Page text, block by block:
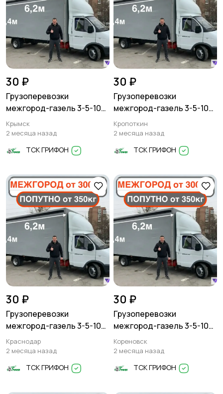
30 ₽
Грузоперевозки
межгород-газель 3-5-10
тонн
Крымск
2 месяца назад
ТСК ГРИФОН
30 ₽
Грузоперевозки
межгород-газель 3-5-10
тонн
Кропоткин
2 месяца назад
ТСК ГРИФОН
30 ₽
Грузоперевозки
межгород-газель 3-5-10
тонн
Краснодар
2 месяца назад
ТСК ГРИФОН
30 ₽
Грузоперевозки
межгород-газель 3-5-10
тонн
Кореновск
2 месяца назад
ТСК ГРИФОН